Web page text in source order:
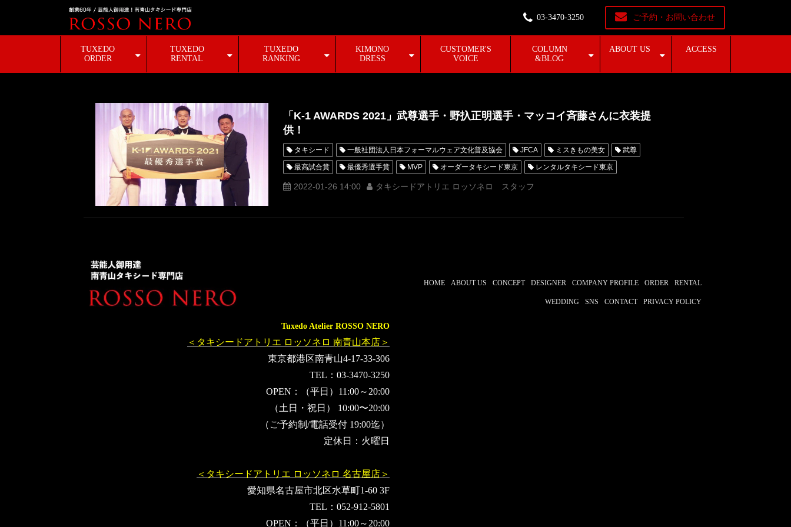
03-3470-3250 ご予約・お問い合わせ
TUXEDO
ORDER
TUXEDO
RENTAL
TUXEDO
RANKING
KIMONO
DRESS
CUSTOMER'S
VOICE
COLUMN
&BLOG
ABOUT US ACCESS
「K-1 AWARDS 2021」武尊選手・野扖正明選手・マッコイ斉藤さんに衣装提
供！
タキシード 一般社団法人日本フォーマルウェア文化普及協会 JFCA ミスきもの美女 武尊
最高試合賞 最優秀選手賞 MVP オーダータキシード東京 レンタルタキシード東京
タキシードオーダー東京 タキシードレンタル東京 2021 K-1AWARDS
椿原龍矢 技能賞 和島大海 ベストKO賞 マハムードサッタリ 新美貴士
2022-01-26 14:00 タキシードアトリエ ロッソネロ スタッフ
Tuxedo Atelier ROSSO NERO
＜タキシードアトリエ ロッソネロ 南青山本店＞
東京都港区南青山4-17-33-306
TEL：03-3470-3250
OPEN：（平日）11:00～20:00
（土日・祝日） 10:00〜20:00
（ご予約制/電話受付 19:00迄）
定休日：火曜日
＜タキシードアトリエ ロッソネロ 名古屋店＞
愛知県名古屋市北区水草町1-60 3F
TEL：052-912-5801
OPEN：（平日）11:00～20:00
HOME ABOUT US CONCEPT DESIGNER COMPANY PROFILE ORDER RENTAL
WEDDING SNS CONTACT PRIVACY POLICY